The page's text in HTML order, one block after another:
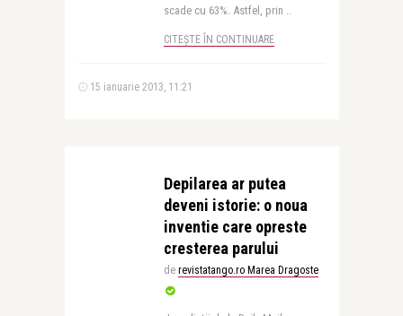
scade cu 63%. Astfel, prin ..
CITEȘTE ÎN CONTINUARE
15 ianuarie 2013, 11:21
Depilarea ar putea
deveni istorie: o noua
inventie care opreste
cresterea parului
de revistatango.ro Marea Dragoste